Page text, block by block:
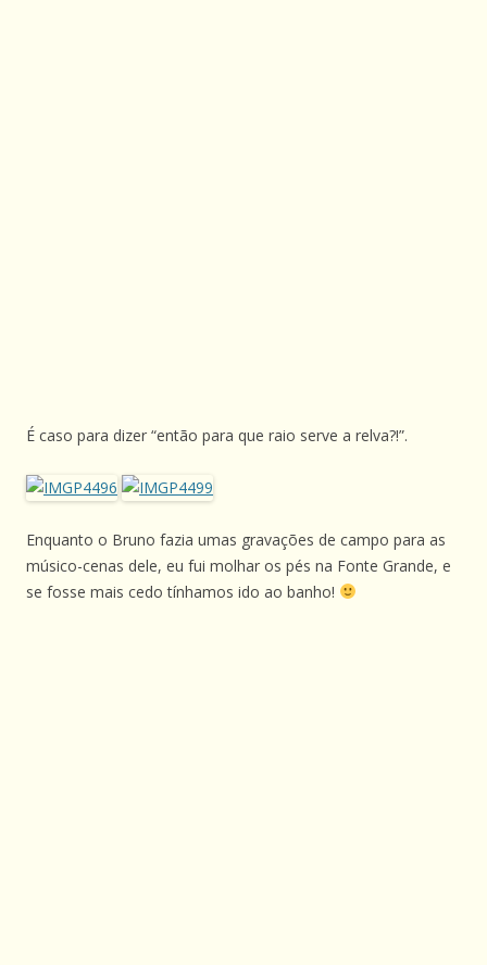
É caso para dizer “então para que raio serve a relva?!”.
Enquanto o Bruno fazia umas gravações de campo para as
músico-cenas dele, eu fui molhar os pés na Fonte Grande, e
se fosse mais cedo tínhamos ido ao banho!